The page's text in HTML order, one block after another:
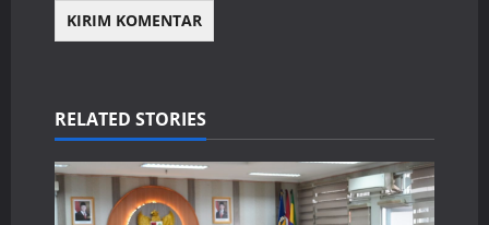
RELATED STORIES